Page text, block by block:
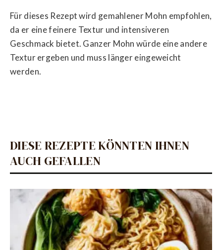
Für dieses Rezept wird gemahlener Mohn empfohlen,
da er eine feinere Textur und intensiveren
Geschmack bietet. Ganzer Mohn würde eine andere
Textur ergeben und muss länger eingeweicht
werden.
DIESE REZEPTE KÖNNTEN IHNEN
AUCH GEFALLEN